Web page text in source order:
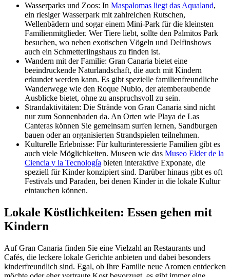
Wasserparks und Zoos: In Maspalomas liegt das Aqualand,
ein riesiger Wasserpark mit zahlreichen Rutschen,
Wellenbädern und sogar einem Mini-Park für die kleinsten
Familienmitglieder. Wer Tiere liebt, sollte den Palmitos Park
besuchen, wo neben exotischen Vögeln und Delfinshows
auch ein Schmetterlingshaus zu finden ist.
Wandern mit der Familie: Gran Canaria bietet eine
beeindruckende Naturlandschaft, die auch mit Kindern
erkundet werden kann. Es gibt spezielle familienfreundliche
Wanderwege wie den Roque Nublo, der atemberaubende
Ausblicke bietet, ohne zu anspruchsvoll zu sein.
Strandaktivitäten: Die Strände von Gran Canaria sind nicht
nur zum Sonnenbaden da. An Orten wie Playa de Las
Canteras können Sie gemeinsam surfen lernen, Sandburgen
bauen oder an organisierten Strandspielen teilnehmen.
Kulturelle Erlebnisse: Für kulturinteressierte Familien gibt es
auch viele Möglichkeiten. Museen wie das Museo Elder de la
Ciencia y la Tecnología bieten interaktive Exponate, die
speziell für Kinder konzipiert sind. Darüber hinaus gibt es oft
Festivals und Paraden, bei denen Kinder in die lokale Kultur
eintauchen können.
Lokale Köstlichkeiten: Essen gehen mit
Kindern
Auf Gran Canaria finden Sie eine Vielzahl an Restaurants und
Cafés, die leckere lokale Gerichte anbieten und dabei besonders
kinderfreundlich sind. Egal, ob Ihre Familie neue Aromen entdecken